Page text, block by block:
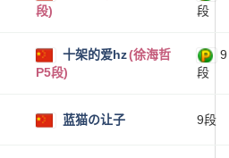
段)
段
十架的爱hz(徐海哲
P5段)
9
段
蓝猫の让子 9段